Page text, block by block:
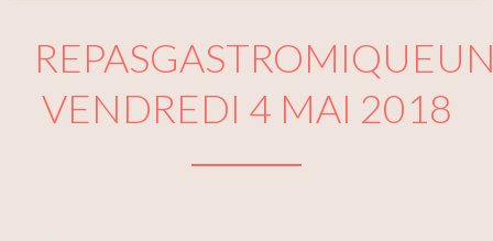
VENDREDI 4 MAI 2018